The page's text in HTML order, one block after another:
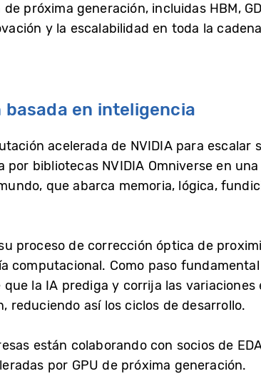
próxima generación, incluidas HBM,
y la escalabilidad en toda la
en inteligencia
acelerada de NVIDIA para escalar
bibliotecas NVIDIA Omniverse en
que abarca memoria, lógica,
proceso de corrección óptica de
computacional. Como paso
la IA prediga y corrija las variaciones
reduciendo así los ciclos de desarrollo.
están colaborando con socios de
por GPU de próxima generación.